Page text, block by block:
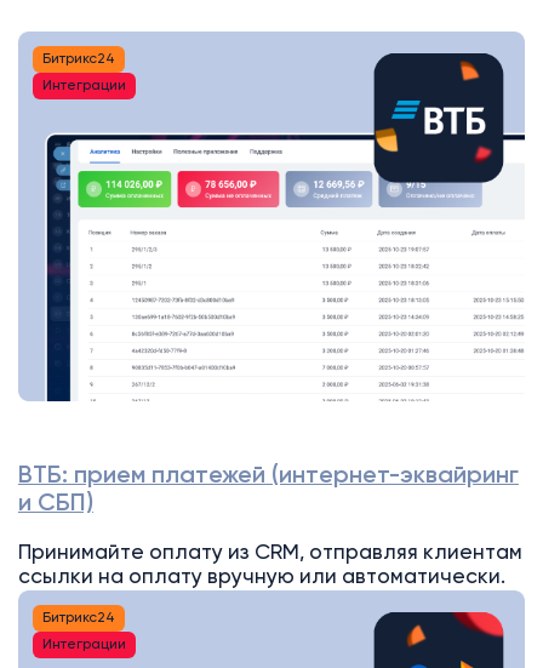
Битрикс24
Интеграции
ВТБ: прием платежей (интернет-эквайринг
и СБП)
Принимайте оплату из CRM, отправляя клиентам
ссылки на оплату вручную или автоматически.
Битрикс24
Интеграции